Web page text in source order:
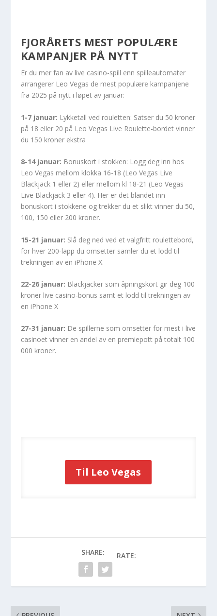
FJORÅRETS MEST POPULÆRE
KAMPANJER PÅ NYTT
Er du mer fan av live casino-spill enn spilleautomater
arrangerer Leo Vegas de mest populære kampanjene
fra 2025 på nytt i løpet av januar:
1-7 januar: Lykketall ved rouletten: Satser du 50 kroner
på 18 eller 20 på Leo Vegas Live Roulette-bordet vinner
du 150 kroner ekstra
8-14 januar: Bonuskort i stokken: Logg deg inn hos
Leo Vegas mellom klokka 16-18 (Leo Vegas Live
Blackjack 1 eller 2) eller mellom kl 18-21 (Leo Vegas
Live Blackjack 3 eller 4). Her er det blandet inn
bonuskort i stokkene og trekker du et slikt vinner du 50,
100, 150 eller 200 kroner.
15-21 januar: Slå deg ned ved et valgfritt roulettebord,
for hver 200-lapp du omsetter samler du et lodd til
trekningen av en iPhone X.
22-26 januar: Blackjacker som åpningskort gir deg 100
kroner live casino-bonus samt et lodd til trekningen av
en iPhone X
27-31 januar: De spillerne som omsetter for mest i live
casinoet vinner en andel av en premiepott på totalt 100
000 kroner.
Til Leo Vegas
SHARE: RATE: